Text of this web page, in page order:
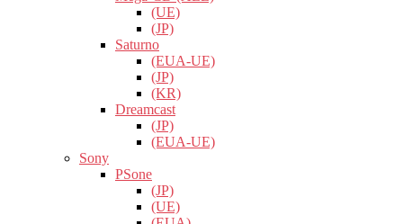
(UE)
(JP)
Saturno
(EUA-UE)
(JP)
(KR)
Dreamcast
(JP)
(EUA-UE)
Sony
PSone
(JP)
(UE)